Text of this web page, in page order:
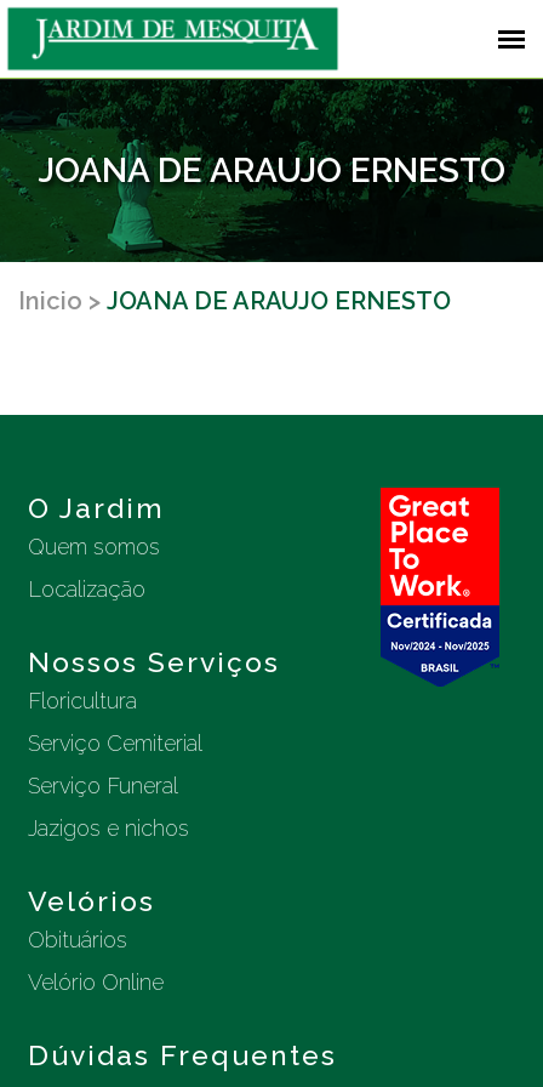
JOANA DE ARAUJO ERNESTO
Inicio JOANA DE ARAUJO ERNESTO
O Jardim
Quem somos
Localização
Nossos Serviços
Floricultura
Serviço Cemiterial
Serviço Funeral
Jazigos e nichos
Velórios
Obituários
Velório Online
Dúvidas Frequentes